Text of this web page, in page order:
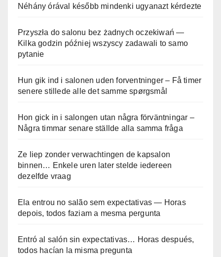
Néhány órával később mindenki ugyanazt kérdezte
Przyszła do salonu bez żadnych oczekiwań —
Kilka godzin później wszyscy zadawali to samo
pytanie
Hun gik ind i salonen uden forventninger – Få timer
senere stillede alle det samme spørgsmål
Hon gick in i salongen utan några förväntningar –
Några timmar senare ställde alla samma fråga
Ze liep zonder verwachtingen de kapsalon
binnen… Enkele uren later stelde iedereen
dezelfde vraag
Ela entrou no salão sem expectativas — Horas
depois, todos faziam a mesma pergunta
Entró al salón sin expectativas… Horas después,
todos hacían la misma pregunta